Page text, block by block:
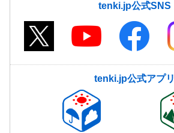
tenki.jp公式SNS
tenki.jp公式アプリ